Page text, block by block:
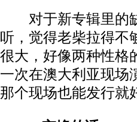
对于新专辑里的缺
听，觉得老柴拉得不
很大，好像两种性格
一次在澳大利亚现场
那个现场也能发行就